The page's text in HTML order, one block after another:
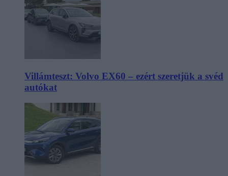
Villámteszt: Volvo EX60 – ezért szeretjük a svéd
autókat